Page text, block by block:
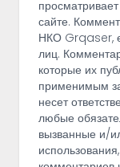
сайте.
НКО Grqaser,
лиц.
которые их
применимым
несет
любые
вызванные и/